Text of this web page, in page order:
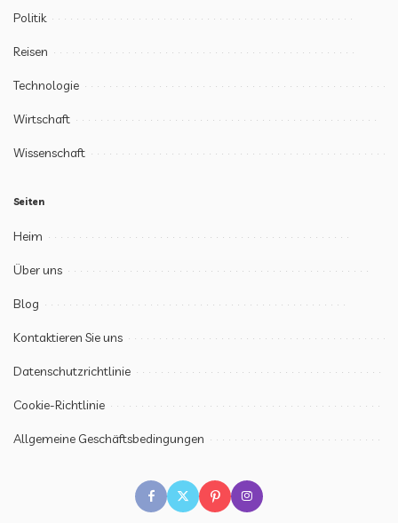
Politik
Reisen
Technologie
Wirtschaft
Wissenschaft
Seiten
Heim
Über uns
Blog
Kontaktieren Sie uns
Datenschutzrichtlinie
Cookie-Richtlinie
Allgemeine Geschäftsbedingungen